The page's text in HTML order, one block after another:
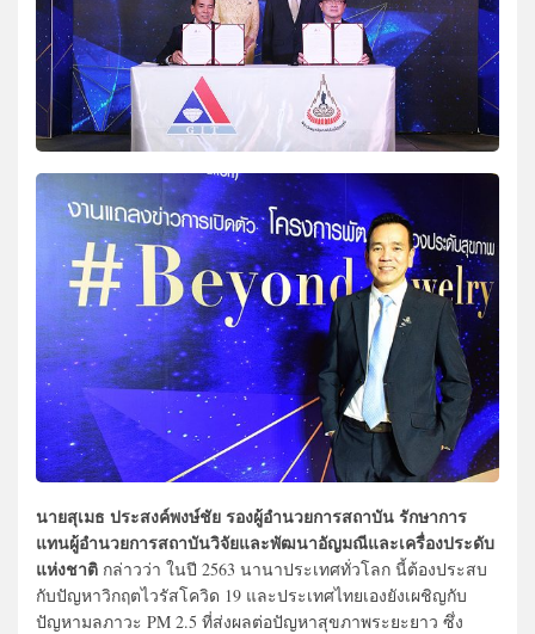
นายสุเมธ ประสงค์พงษ์ชัย รองผู้อำนวยการสถาบัน รักษาการ
แทนผู้อำนวยการสถาบันวิจัยและพัฒนาอัญมณีและเครื่องประดับ
แห่งชาติ กล่าวว่า ในปี 2563 นานาประเทศทั่วโลก นี้ต้องประสบ
กับปัญหาวิกฤตไวรัสโควิด 19 และประเทศไทยเองยังเผชิญกับ
ปัญหามลภาวะ PM 2.5 ที่ส่งผลต่อปัญหาสุขภาพระยะยาว ซึ่ง